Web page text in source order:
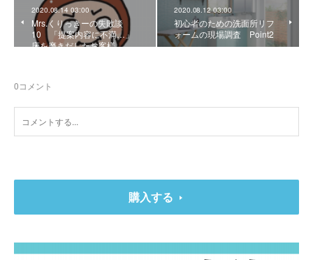
2020.08.14 03:00
Mrs.くりっきーの失敗談
10 「提案内容に不満…」
床を磨きだしたお客様
2020.08.12 03:00
初心者のための洗面所リフ
ォームの現場調査 Point2
0コメント
購入する